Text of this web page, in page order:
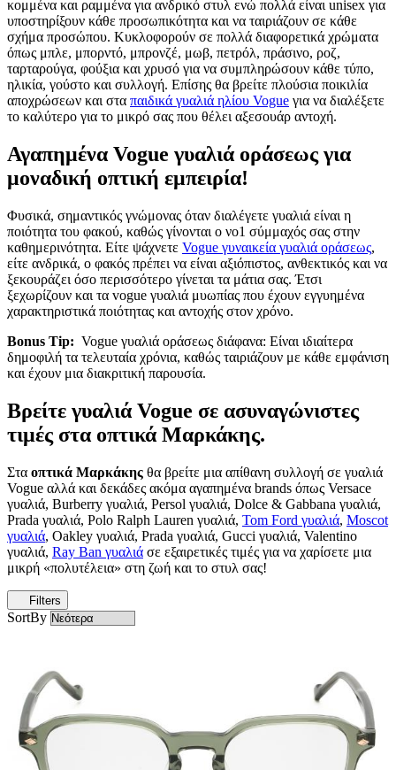
κομμένα και ραμμένα για ανδρικό στυλ ενώ πολλά είναι unisex για
υποστηρίξουν κάθε προσωπικότητα και να ταιριάζουν σε κάθε
σχήμα προσώπου. Κυκλοφορούν σε πολλά διαφορετικά χρώματα
όπως μπλε, μπορντό, μπρονζέ, μωβ, πετρόλ, πράσινο, ροζ,
ταρταρούγα, φούξια και χρυσό για να συμπληρώσουν κάθε τύπο,
ηλικία, γούστο και συλλογή. Επίσης θα βρείτε πλούσια ποικιλία
αποχρώσεων και στα παιδικά γυαλιά ηλίου Vogue για να διαλέξετε
το καλύτερο για το μικρό σας που θέλει αξεσουάρ αντοχή.
Αγαπημένα Vogue γυαλιά οράσεως για
μοναδική οπτική εμπειρία!
Φυσικά, σημαντικός γνώμονας όταν διαλέγετε γυαλιά είναι η
ποιότητα του φακού, καθώς γίνονται ο νο1 σύμμαχός σας στην
καθημερινότητα. Είτε ψάχνετε Vogue γυναικεία γυαλιά οράσεως,
είτε ανδρικά, ο φακός πρέπει να είναι αξιόπιστος, ανθεκτικός και να
ξεκουράζει όσο περισσότερο γίνεται τα μάτια σας. Έτσι
ξεχωρίζουν και τα vogue γυαλιά μυωπίας που έχουν εγγυημένα
χαρακτηριστικά ποιότητας και αντοχής στον χρόνο.
Bonus Tip: Vogue γυαλιά οράσεως διάφανα: Είναι ιδιαίτερα
δημοφιλή τα τελευταία χρόνια, καθώς ταιριάζουν με κάθε εμφάνιση
και έχουν μια διακριτική παρουσία.
Βρείτε γυαλιά Vogue σε ασυναγώνιστες
τιμές στα οπτικά Μαρκάκης.
Στα οπτικά Μαρκάκης θα βρείτε μια απίθανη συλλογή σε γυαλιά
Vogue αλλά και δεκάδες ακόμα αγαπημένα brands όπως Versace
γυαλιά, Burberry γυαλιά, Persol γυαλιά, Dolce & Gabbana γυαλιά,
Prada γυαλιά, Polo Ralph Lauren γυαλιά, Tom Ford γυαλιά, Moscot
γυαλιά, Oakley γυαλιά, Prada γυαλιά, Gucci γυαλιά, Valentino
γυαλιά, Ray Ban γυαλιά σε εξαιρετικές τιμές για να χαρίσετε μια
μικρή «πολυτέλεια» στη ζωή και το στυλ σας!
Filters
SortBy